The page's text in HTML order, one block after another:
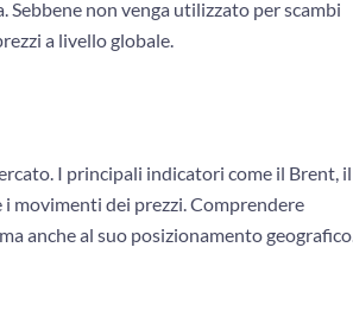
Sebbene non venga utilizzato per scambi
a livello globale.
I principali indicatori come il Brent, il
movimenti dei prezzi. Comprendere
anche al suo posizionamento geografico.